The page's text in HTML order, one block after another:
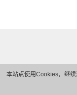
本站点使用Cookies，继